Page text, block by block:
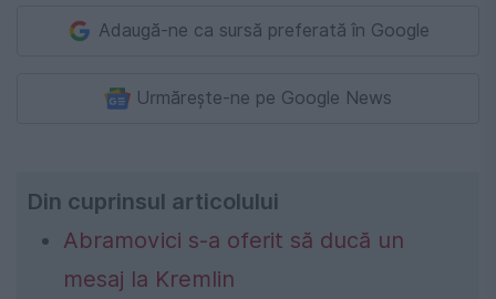
Adaugă-ne ca sursă preferată în Google
Urmărește-ne pe Google News
Din cuprinsul articolului
Abramovici s-a oferit să ducă un
mesaj la Kremlin